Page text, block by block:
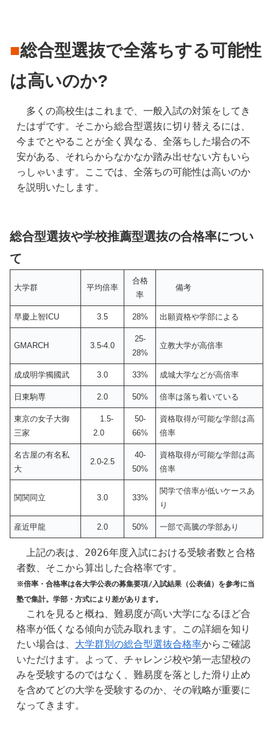
■総合型選抜で全落ちする可能性
は高いのか?
多くの高校生はこれまで、一般入試の対策をしてき
たはずです。そこから総合型選抜に切り替えるには、
今までとやることが全く異なる、全落ちした場合の不
安がある、それらからなかなか踏み出せない方もいら
っしゃいます。ここでは、全落ちの可能性は高いのか
を説明いたします。
総合型選抜や学校推薦型選抜の合格率につい
て
大学群 平均倍率
合格
率
備考
早慶上智ICU 3.5 28% 出願資格や学部による
GMARCH 3.5-4.0
25-
28%
立教大学が高倍率
成成明学獨國武 3.0 33% 成城大学などが高倍率
日東駒専 2.0 50% 倍率は落ち着いている
東京の女子大御
三家
1.5-
2.0
50-
66%
資格取得が可能な学部は高
倍率
名古屋の有名私
大
2.0-2.5
40-
50%
資格取得が可能な学部は高
倍率
関関同立 3.0 33%
関学で倍率が低いケースあ
り
産近甲龍 2.0 50% 一部で高騰の学部あり
上記の表は、2026年度入試における受験者数と合格
者数、そこから算出した合格率です。
※倍率・合格率は各大学公表の募集要項/入試結果（公表値）を参考に当
塾で集計。学部・方式により差があります。
これを見ると概ね、難易度が高い大学になるほど合
格率が低くなる傾向が読み取れます。この詳細を知り
たい場合は、 大学群別の総合型選抜合格率からご確認
いただけます。よって、チャレンジ校や第一志望校の
みを受験するのではなく、難易度を落とした滑り止め
を含めてどの大学を受験するのか、その戦略が重要に
なってきます。